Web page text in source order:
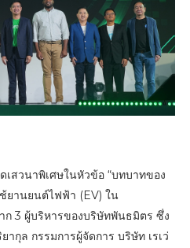
สวนาพิเศษในหัวข้อ “บทบาทของ
ยานยนต์ไฟฟ้า (EV) ใน
ก 3 ผู้บริหารของบริษัทพันธมิตร ซึ่ง
กุล กรรมการผู้จัดการ บริษัท เรเว่